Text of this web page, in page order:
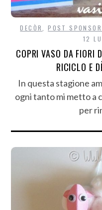
DECÒR ,POST
12
COPRI VASO DA FIORI
RICICLO E
In questa stagione
ogni tanto mi metto a
per